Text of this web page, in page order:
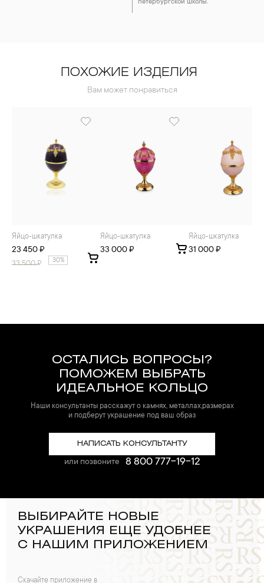
петербургской школы.
ПОХОЖИЕ ИЗДЕЛИЯ
Вам может понравиться
Яйцо-шкатулка
23 450 ₽
33 500₽ 30%
Яйцо-шкатулка
33 000 ₽
Яйцо-шкатулка
31 000 ₽
ОСТАЛИСЬ ВОПРОСЫ?
ПОМОЖЕМ ВЫБРАТЬ
ИДЕАЛЬНОЕ КОЛЬЦО
Наши консультанты расскажут о камнях, металлах,размерах
и подберут украшение под ваш образ
НАПИСАТЬ КОНСУЛЬТАНТУ
или позвоните 8 800 777-19-12
ВЫБИРАЙТЕ НОВЫЕ
УКРАШЕНИЯ ЕЩЕ УДОБНЕЕ
С НАШИМ ПРИЛОЖЕНИЕМ
Скачайте приложение в